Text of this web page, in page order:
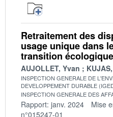
Retraitement des
usage unique dans
transition
AUJOLLET, Yvan
INSPECTION GENERALE DE
DEVELOPPEMENT DURABLE
INSPECTION GENERALE DES
Rapport: janv. 2024 Mise
n°015247-01